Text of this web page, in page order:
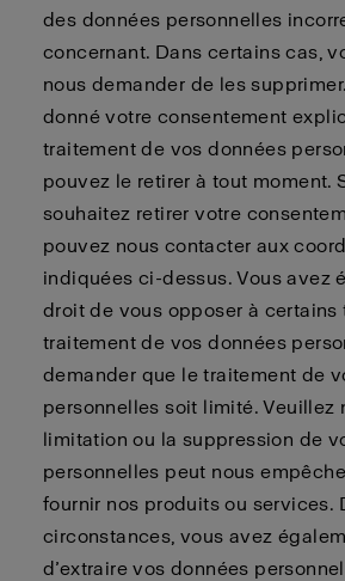
des données personnelles
concernant. Dans certains cas,
nous demander de les
donné votre consentement
traitement de vos données
pouvez le retirer à tout moment.
souhaitez retirer votre
pouvez nous contacter aux
indiquées ci-dessus. Vous avez
droit de vous opposer à certains
traitement de vos données
demander que le traitement de
personnelles soit limité. Veuillez
limitation ou la suppression de
personnelles peut nous
fournir nos produits ou services.
circonstances, vous avez
d’extraire vos données